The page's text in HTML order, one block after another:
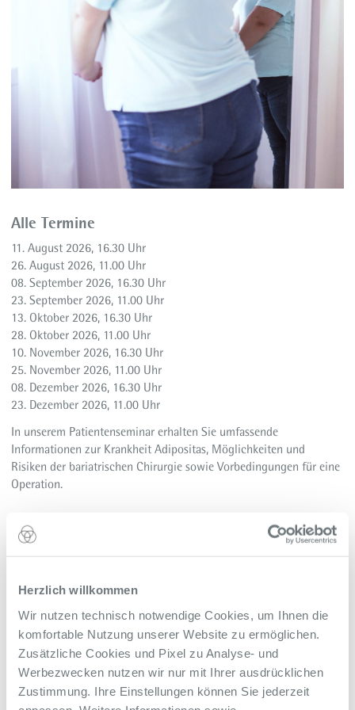
Herzlich willkommen
Wir nutzen technisch notwendige Cookies, um Ihnen die
komfortable Nutzung unserer Website zu ermöglichen.
Zusätzliche Cookies und Pixel zu Analyse- und
Werbezwecken nutzen wir nur mit Ihrer ausdrücklichen
Zustimmung. Ihre Einstellungen können Sie jederzeit
Alle Termine
11. August 2026, 16.30 Uhr
26. August 2026, 11.00 Uhr
08. September 2026, 16.30 Uhr
23. September 2026, 11.00 Uhr
13. Oktober 2026, 16.30 Uhr
28. Oktober 2026, 11.00 Uhr
10. November 2026, 16.30 Uhr
25. November 2026, 11.00 Uhr
08. Dezember 2026, 16.30 Uhr
23. Dezember 2026, 11.00 Uhr
In unserem Patientenseminar erhalten Sie umfassende
Informationen zur Krankheit Adipositas, Möglichkeiten und
Risiken der bariatrischen Chirurgie sowie Vorbedingungen für eine
Operation.
Frage kommt und welche Anforderungen Sie dafür erfüllen
müssen. Darüber hinaus unterstützen wir Sie mit Kontaktadressen,
benötigen. Während des Seminars besteht die Möglichkeit, Fragen
Die Veranstaltung findet bis auf wenige Ausnahmen online über
ZOOM statt. Die Zugangsdaten senden wir Ihnen rechtzeitig vor
Ihrem angemeldeten Termin zu.
Für einen noch persönlicheren Austausch bieten wir Ihnen die